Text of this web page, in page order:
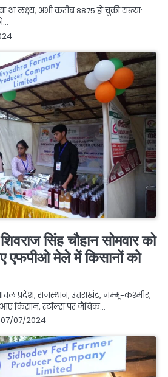
था लक्ष्य, अभी करीब 8875 हो चुकी संख्या:
सिंह चौहान सोमवार को
एफपीओ मेले में किसानों को
प्रदेश, राजस्थान, उत्तराखंड, जम्मू-कश्मीर,
आए किसान, स्टॉल्स पर जैविक…
07/07/2024